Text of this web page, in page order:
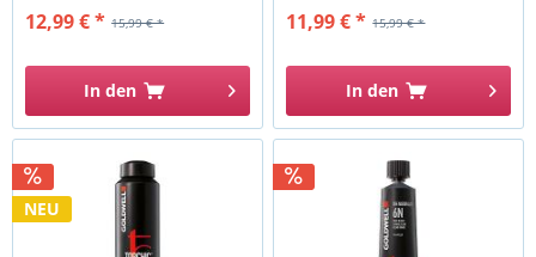
15,99 € *
12,99 € *
In den
15,99 € *
11,99 € *
In den
NEU